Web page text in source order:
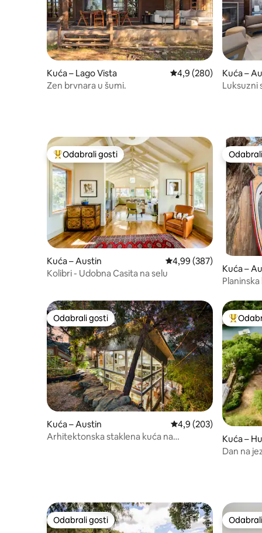
Kuća – Lago Vista Prosječna ocjena: 4,9/
4,9 (280)
Zen brvnara u šumi.
Kuća –
Luksuzni
Među najviše rangiranima s oznakom „Odabrali gosti”
Odabrali gosti
Kuća – Austin Prosječna ocjena: 4,99/
4,99 (387)
Kolibri - Udobna Casita na selu
Kuća –
Odabrali gosti
Odabrali gosti
Kuća – Austin Prosječna ocjena: 4,9/
4,9 (203)
Arhitektonska staklena kuća na
Među
Kuća –
Dan na
Odabrali gosti
Odabrali gosti